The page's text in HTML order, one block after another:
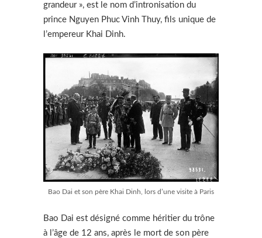
grandeur », est le nom d’intronisation du
prince Nguyen Phuc Vinh Thuy, fils unique de
l’empereur Khai Dinh.
Bao Dai et son père Khai Dinh, lors d’une visite à Paris
Bao Dai est désigné comme héritier du trône
à l’âge de 12 ans, après le mort de son père